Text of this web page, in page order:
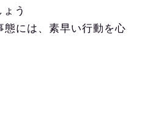
う
態には、素早い行動を心